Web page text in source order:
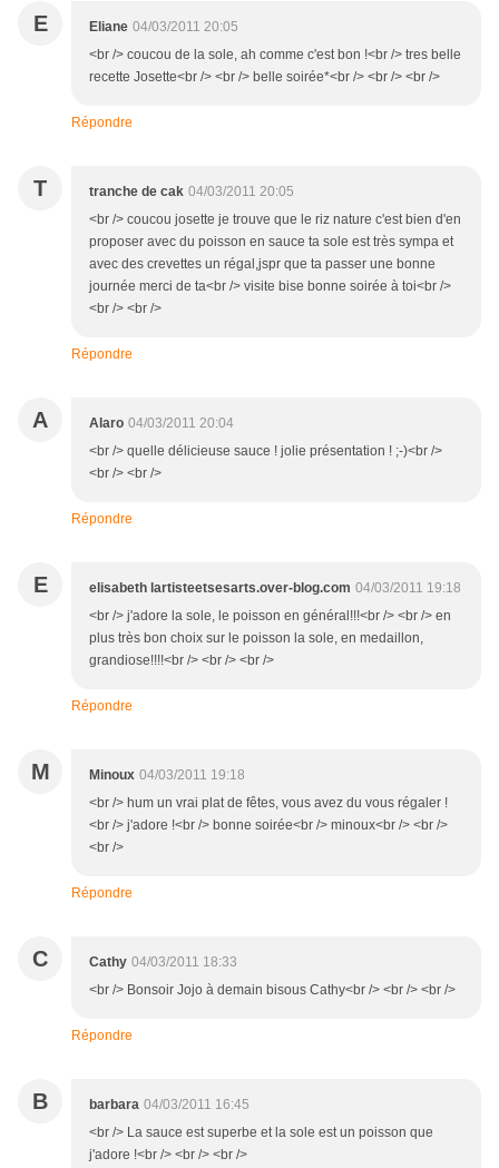
E Eliane 04/03/2011 20:05
<br /> coucou de la sole, ah comme c'est bon !<br /> tres belle
recette Josette<br /> <br /> belle soirée*<br /> <br /> <br />
Répondre
T tranche de cak 04/03/2011 20:05
<br /> coucou josette je trouve que le riz nature c'est bien d'en
proposer avec du poisson en sauce ta sole est très sympa et
avec des crevettes un régal,jspr que ta passer une bonne
journée merci de ta<br /> visite bise bonne soirée à toi<br />
<br /> <br />
Répondre
A Alaro 04/03/2011 20:04
<br /> quelle délicieuse sauce ! jolie présentation ! ;-)<br />
<br /> <br />
Répondre
E elisabeth lartisteetsesarts.over-blog.com 04/03/2011 19:18
<br /> j'adore la sole, le poisson en général!!!<br /> <br /> en
plus très bon choix sur le poisson la sole, en medaillon,
grandiose!!!!<br /> <br /> <br />
Répondre
M Minoux 04/03/2011 19:18
<br /> hum un vrai plat de fêtes, vous avez du vous régaler !
<br /> j'adore !<br /> bonne soirée<br /> minoux<br /> <br />
<br />
Répondre
C Cathy 04/03/2011 18:33
<br /> Bonsoir Jojo à demain bisous Cathy<br /> <br /> <br />
Répondre
B barbara 04/03/2011 16:45
<br /> La sauce est superbe et la sole est un poisson que
j'adore !<br /> <br /> <br />